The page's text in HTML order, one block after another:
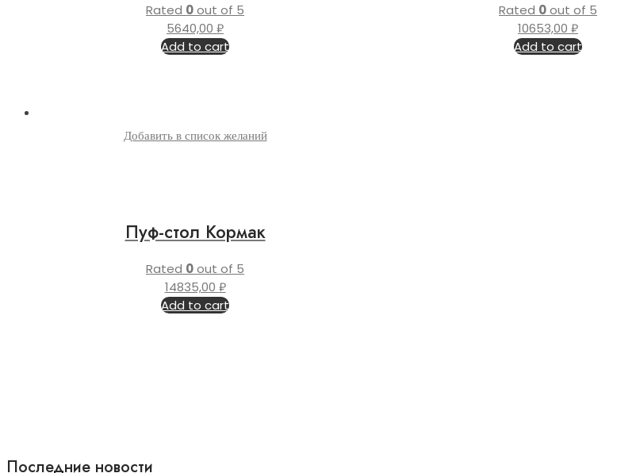
Rated 0out of 5
5640,00₽
Add to cart
Rated 0out of 5
10653,00 ₽
Add to cart
Добавить в список желаний
Пуф-стол Кормак
Rated 0out of 5
14835,00 ₽
Add to cart
Последние новости